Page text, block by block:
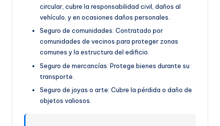
circular, cubre la responsabilidad civil, daños al
vehículo, y en ocasiones daños personales.
Seguro de comunidades: Contratado por
comunidades de vecinos para proteger zonas
comunes y la estructura del edificio.
Seguro de mercancías: Protege bienes durante su
transporte.
Seguro de joyas o arte: Cubre la pérdida o daño de
objetos valiosos.